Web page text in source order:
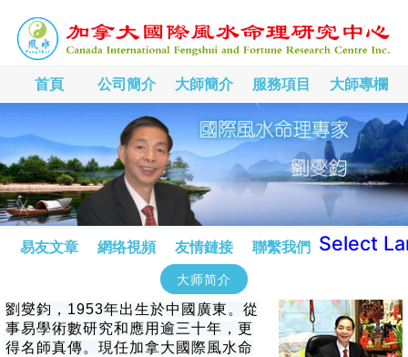
首頁 公司簡介 大師簡介 服務項目 大師專欄
易友文章 網络視頻 友情鏈接 聯繫我們 Select
大师简介
劉燮鈞，1953年出生於中國廣東。從
事易學術數研究和應用逾三十年，更
得名師真傳。現任加拿大國際風水命